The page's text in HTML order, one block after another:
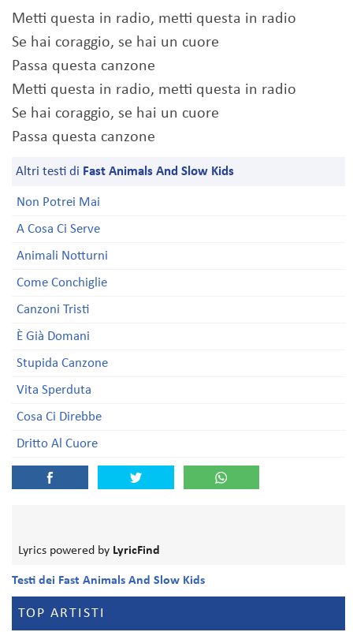
Metti questa in radio, metti questa in radio
Se hai coraggio, se hai un cuore
Passa questa canzone
Metti questa in radio, metti questa in radio
Se hai coraggio, se hai un cuore
Passa questa canzone
Altri testi di Fast Animals And Slow Kids
Non Potrei Mai
A Cosa Ci Serve
Animali Notturni
Come Conchiglie
Canzoni Tristi
È Già Domani
Stupida Canzone
Vita Sperduta
Cosa Ci Direbbe
Dritto Al Cuore
Lyrics powered by LyricFind
Testi dei Fast Animals And Slow Kids
TOP ARTISTI